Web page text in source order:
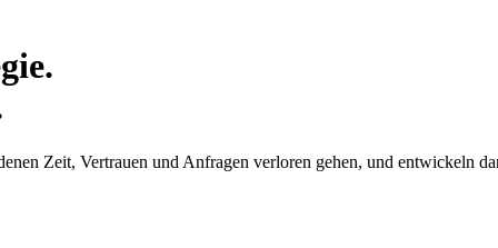
Zeit, Vertrauen und Anfragen verloren gehen, und entwickeln